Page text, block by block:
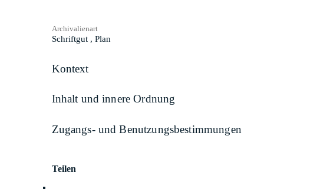
Archivalienart
Schriftgut , Plan
Kontext
Inhalt und innere Ordnung
Zugangs- und Benutzungsbestimmungen
Teilen